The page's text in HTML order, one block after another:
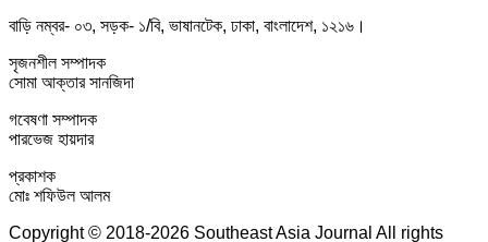
বাড়ি নম্বর- ০৩, সড়ক- ১/বি, ভাষানটেক, ঢাকা, বাংলাদেশ, ১২১৬।
সৃজনশীল সম্পাদক
সোমা আক্তার সানজিদা
গবেষণা সম্পাদক
পারভেজ হায়দার
প্রকাশক
মোঃ শফিউল আলম
Copyright © 2018-2026 Southeast Asia Journal All rights